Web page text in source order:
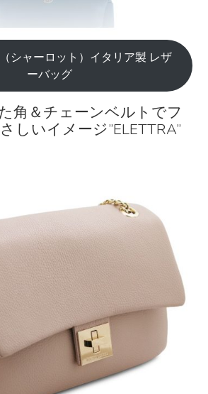
シャーロット）イタリア製 レザ
ーバッグ
角＆チェーンベルトでフ
しいイメージ”ELETTRA”